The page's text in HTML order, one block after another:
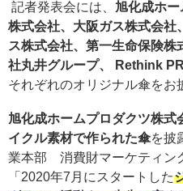
記者発表会には、 旭化成ホ
株式会社、大阪ガス株式会社
ス株式会社、第一生命保険
社丸井グループ、 Rethink
それぞれのオリジナル傘をお
旭化成ホームプロダクツ株
イクル素材で作られた傘を披
業本部 消費財マーケティン
「2020年7月にスタートした